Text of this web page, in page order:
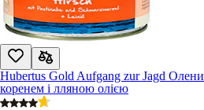
Hubertus Gold Aufgang zur Jagd
коренем і лляною олією